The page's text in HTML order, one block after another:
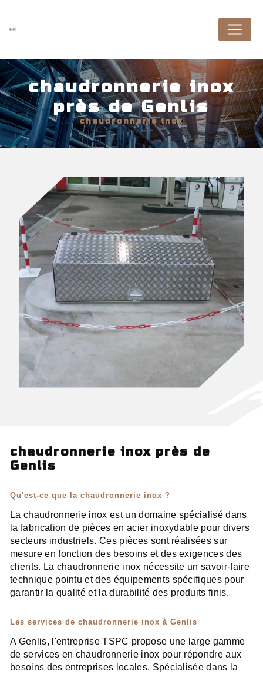
chaudronnerie inox
près de Genlis
chaudronnerie inox
chaudronnerie inox près de
Genlis
Qu'est-ce que la chaudronnerie inox ?
La chaudronnerie inox est un domaine spécialisé dans
la fabrication de pièces en acier inoxydable pour divers
secteurs industriels. Ces pièces sont réalisées sur
mesure en fonction des besoins et des exigences des
clients. La chaudronnerie inox nécessite un savoir-faire
technique pointu et des équipements spécifiques pour
garantir la qualité et la durabilité des produits finis.
Les services de chaudronnerie inox à Genlis
A Genlis, l'entreprise TSPC propose une large gamme
de services en chaudronnerie inox pour répondre aux
besoins des entreprises locales. Spécialisée dans la